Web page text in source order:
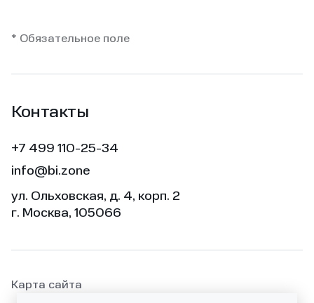
* Обязательное поле
Контакты
+7 499 110-25-34
info@bi.zone
ул. Ольховская, д. 4, корп. 2
г. Москва, 105066
Карта сайта